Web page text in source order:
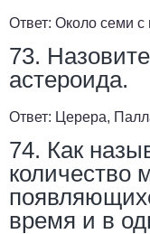
Ответ: Около семи с
73.
астероида.
Ответ: Церера,
74. Как
количество
время и в